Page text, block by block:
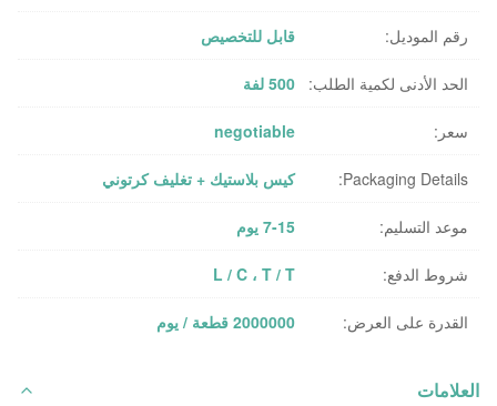
رقم الموديل: قابل للتخصيص
الحد الأدنى لكمية الطلب: 500 لفة
سعر: negotiable
Packaging Details: كيس بلاستيك + تغليف كرتوني
موعد التسليم: 7-15 يوم
شروط الدفع: L / C ، T / T
القدرة على العرض: 2000000 قطعة / يوم
العلامات